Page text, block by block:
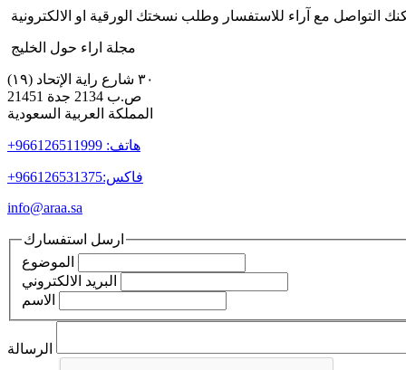
التواصل مع آراء للاستفسار وطلب نسختك الورقية او الالكترونية
مجلة اراء حول الخليج
٣٠ شارع راية الإتحاد (١٩)
ص.ب 2134 جدة 21451
المملكة العربية السعودية
+هاتف: 966126511999
+فاكس:966126531375
info@araa.sa
ارسل استفسارك